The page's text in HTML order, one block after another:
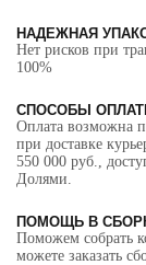
НАДЕЖНАЯ
Нет рисков при
100%
СПОСОБЫ
Оплата возможна
при доставке
550 000 руб.,
Долями.
ПОМОЩЬ В
Поможем собрать
можете заказать